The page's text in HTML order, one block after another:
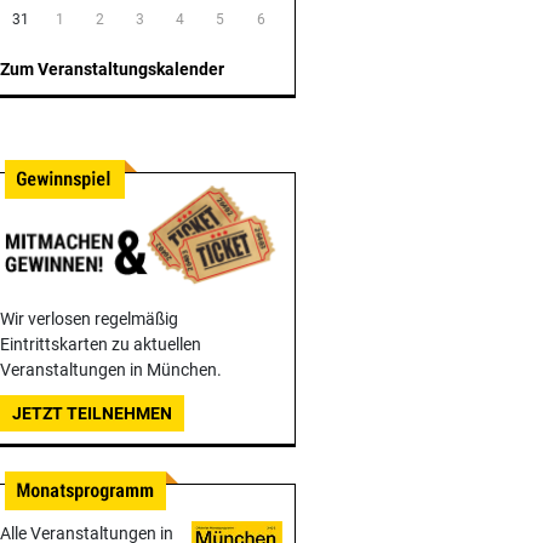
31 1 2 3 4 5 6
Zum Veranstaltungskalender
Wir verlosen regelmäßig
Eintrittskarten zu aktuellen
Veranstaltungen in München.
JETZT TEILNEHMEN
Alle Veranstaltungen in